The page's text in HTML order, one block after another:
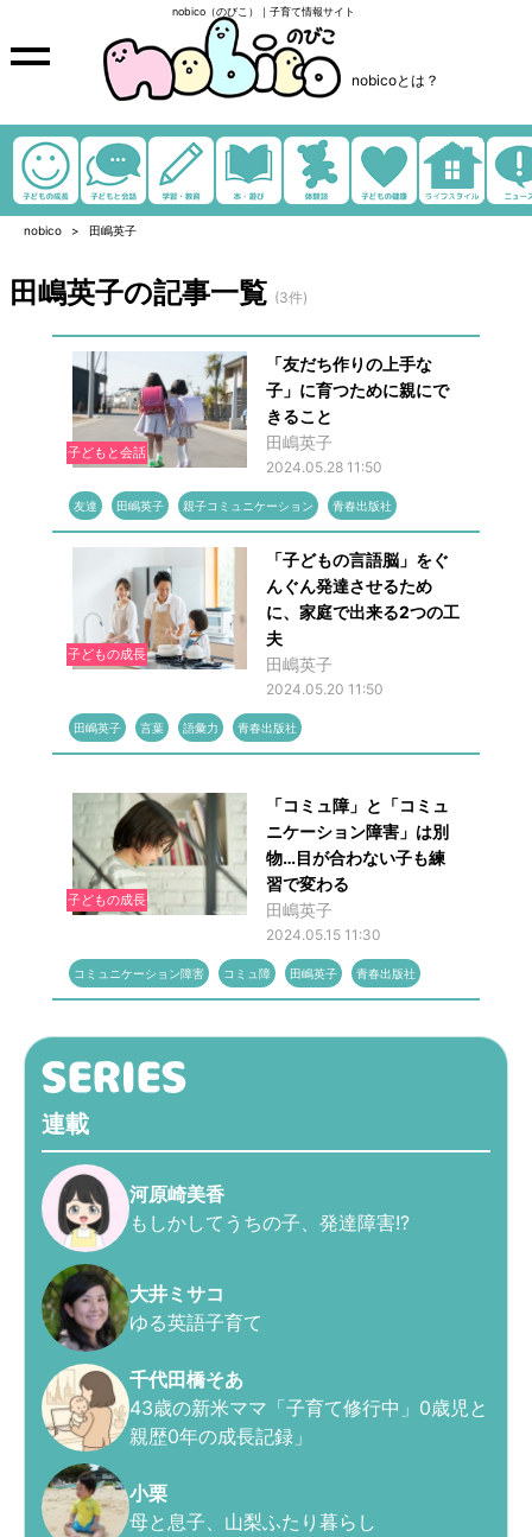
nobico（のびこ）｜子育て情報サイト
nobicoとは？
nobico 田嶋英子
田嶋英子の記事一覧 (3件)
子どもと会話
「友だち作りの上手な
子」に育つために親にで
きること
田嶋英子
2024.05.28 11:50
友達 田嶋英子 親子コミュニケーション 青春出版社
子どもの成長
「子どもの言語脳」をぐ
んぐん発達させるため
に、家庭で出来る2つの工
夫
田嶋英子
2024.05.20 11:50
田嶋英子 言葉 語彙力 青春出版社
子どもの成長
「コミュ障」と「コミュ
ニケーション障害」は別
物…目が合わない子も練
習で変わる
田嶋英子
2024.05.15 11:30
コミュニケーション障害 コミュ障 田嶋英子 青春出版社
連載
河原崎美香
もしかしてうちの子、発達障害!?
大井ミサコ
ゆる英語子育て
千代田橋そあ
43歳の新米ママ「子育て修行中」0歳児と
親歴0年の成長記録」
小栗
母と息子、山梨ふたり暮らし